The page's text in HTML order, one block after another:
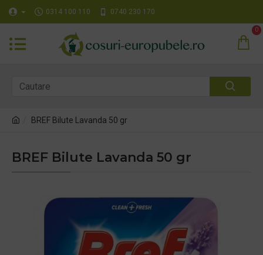
0314 100 110 0740 230 170
0
BREF Bilute Lavanda 50 gr
BREF Bilute Lavanda 50 gr